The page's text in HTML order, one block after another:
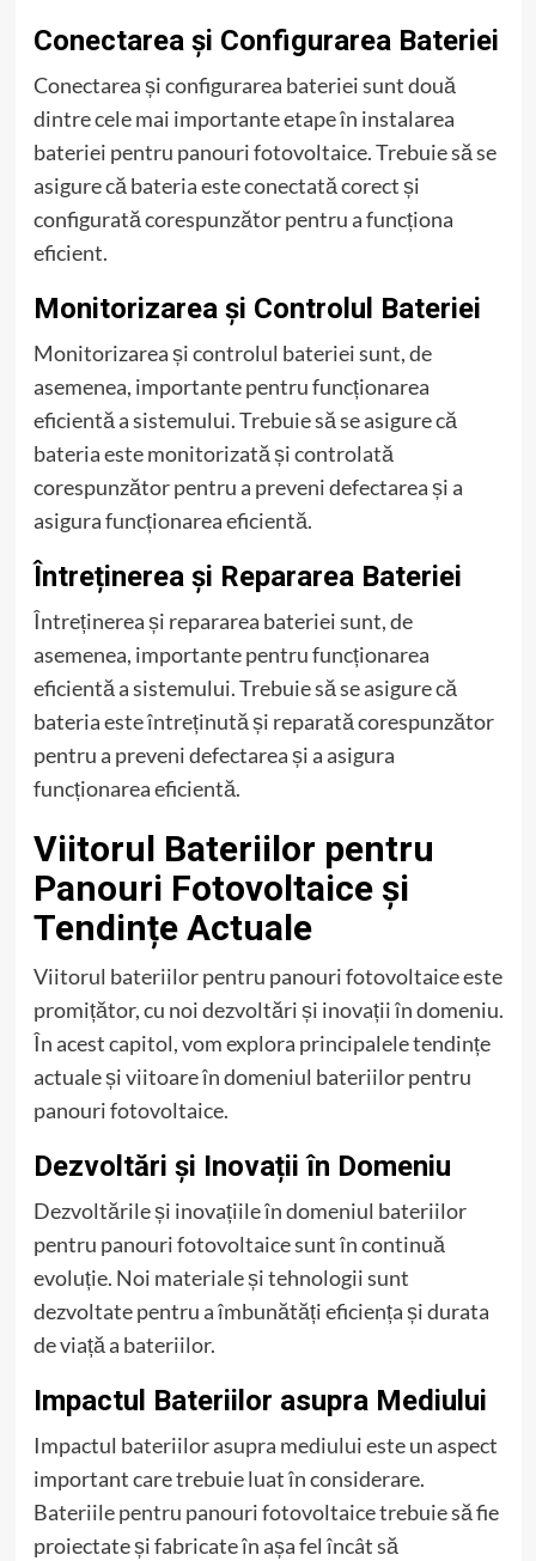
Conectarea și Configurarea Bateriei
Conectarea și configurarea bateriei sunt două
dintre cele mai importante etape în instalarea
bateriei pentru panouri fotovoltaice. Trebuie să se
asigure că bateria este conectată corect și
configurată corespunzător pentru a funcționa
eficient.
Monitorizarea și Controlul Bateriei
Monitorizarea și controlul bateriei sunt, de
asemenea, importante pentru funcționarea
eficientă a sistemului. Trebuie să se asigure că
bateria este monitorizată și controlată
corespunzător pentru a preveni defectarea și a
asigura funcționarea eficientă.
Întreținerea și Repararea Bateriei
Întreținerea și repararea bateriei sunt, de
asemenea, importante pentru funcționarea
eficientă a sistemului. Trebuie să se asigure că
bateria este întreținută și reparată corespunzător
pentru a preveni defectarea și a asigura
funcționarea eficientă.
Viitorul Bateriilor pentru
Panouri Fotovoltaice și
Tendințe Actuale
Viitorul bateriilor pentru panouri fotovoltaice este
promițător, cu noi dezvoltări și inovații în domeniu.
În acest capitol, vom explora principalele tendințe
actuale și viitoare în domeniul bateriilor pentru
panouri fotovoltaice.
Dezvoltări și Inovații în Domeniu
Dezvoltările și inovațiile în domeniul bateriilor
pentru panouri fotovoltaice sunt în continuă
evoluție. Noi materiale și tehnologii sunt
dezvoltate pentru a îmbunătăți eficiența și durata
de viață a bateriilor.
Impactul Bateriilor asupra Mediului
Impactul bateriilor asupra mediului este un aspect
important care trebuie luat în considerare.
Bateriile pentru panouri fotovoltaice trebuie să fie
proiectate și fabricate în așa fel încât să